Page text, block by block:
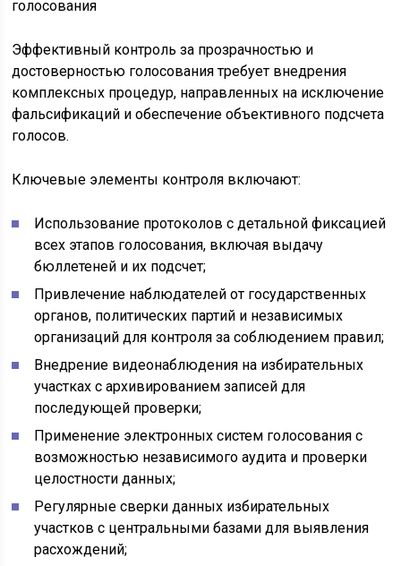
Эффективный контроль за прозрачностью и
достоверностью голосования требует внедрения
комплексных процедур, направленных на исключение
фальсификаций и обеспечение объективного подсчета
голосов.
Ключевые элементы контроля включают:
Использование протоколов с детальной фиксацией
всех этапов голосования, включая выдачу
бюллетеней и их подсчет;
Привлечение наблюдателей от государственных
органов, политических партий и независимых
организаций для контроля за соблюдением правил;
Внедрение видеонаблюдения на избирательных
участках с архивированием записей для
последующей проверки;
Применение электронных систем голосования с
возможностью независимого аудита и проверки
целостности данных;
Регулярные сверки данных избирательных
участков с центральными базами для выявления
расхождений;